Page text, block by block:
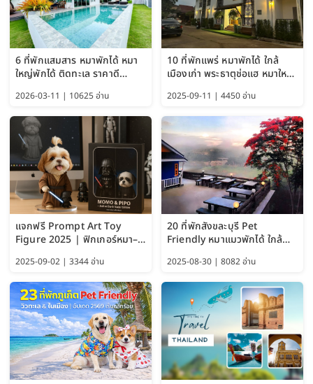
6 ที่พักแสมสาร หมาพักได้ หมา
ใหญ่พักได้ ติดทะเล ราคาดี
2026-03-11 | 10625 อ่าน
10 ที่พักแพร่ หมาพักได้ ใกล้
เมืองเก่า พระธาตุช่อแฮ หมาใหญ่
2025-09-11 | 4450 อ่าน
แจกฟรี Prompt Art Toy
Figure 2025 | ฟิกเกอร์หมา–
ChatGPT และ Gemini
2025-09-02 | 3344 อ่าน
20 ที่พักสังขละบุรี Pet
Friendly หมาแมวพักได้ ใกล้
2025-08-30 | 8082 อ่าน